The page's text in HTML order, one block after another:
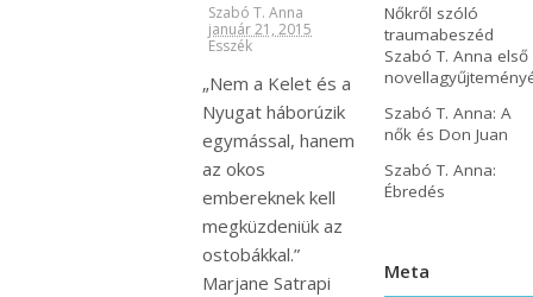
Szabó T. Anna
január 21, 2015
Esszék
„Nem a Kelet és a
Nyugat háborúzik
egymással, hanem
az okos
embereknek kell
megküzdeniük az
ostobákkal.”
Marjane Satrapi
Nőkről szóló
traumabeszéd
Szabó T. Anna első
Szabó T. Anna: A
nők és Don Juan
Szabó T. Anna:
Ébredés
Meta